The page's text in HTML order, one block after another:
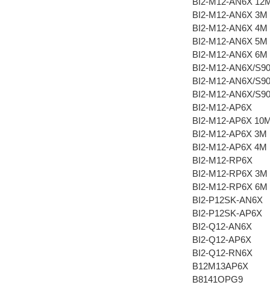
BI2-M12-AN6X 3M
BI2-M12-AN6X 4M
BI2-M12-AN6X 5M
BI2-M12-AN6X 6M
BI2-M12-AN6X/S90
BI2-M12-AN6X/
BI2-M12-AN6X/
BI2-M12-AP6X
BI2-M12-AP6X
BI2-M12-AP6X 3M
BI2-M12-AP6X 4M
BI2-M12-RP6X
BI2-M12-RP6X 3M
BI2-M12-RP6X 6M
BI2-P12SK-AN6X
BI2-P12SK-AP6X
BI2-Q12-AN6X
BI2-Q12-AP6X
BI2-Q12-RN6X
B12M13AP6X
B8141OPG9